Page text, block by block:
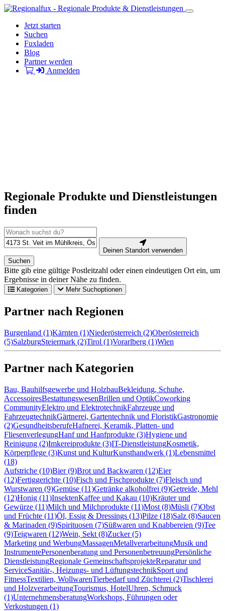
Jetzt starten
Suchen
Fuxladen
Blog
Partner werden
Anmelden
Regionale Produkte und Dienstleistungen
finden
Deinen Standort verwenden
Suchen
Bitte gib eine gültige Postleitzahl oder einen eindeutigen Ort ein, um
Ergebnisse in deiner Nähe zu finden.
Kategorien Mehr Suchoptionen
Partner nach Regionen
Burgenland (1)Kärnten (1)Niederösterreich (2)Oberösterreich
(5)SalzburgSteiermark (2)Tirol (1)Vorarlberg (1)Wien
Partner nach Kategorien
Bau, Bauhilfsgewerbe und HolzbauBekleidung, Schuhe,
AccessoiresBestattungswesenBrillen und OptikCoworking
CommunityElektro und ElektrotechnikFahrzeuge und
FahrzeugtechnikGärtnerei, Gartentechnik und FloristikGastronomie
(2)GesundheitsberufeHafnerei, Keramik, Platten- und
FliesenverlegungHanf und Hanfprodukte (3)Hygiene und
Reinigung (2)Imkereiprodukte (3)IT-DienstleistungKosmetik,
Körperpflege (3)Kunst und KulturKunsthandwerk (1)Lebensmittel
(18)
Aufstriche (10)Bier (9)Brot und Backwaren (12)Eier
(12)Fertiggerichte (10)Fisch und Fischprodukte (7)Fleisch und
Wurstwaren (9)Gemüse (11)Getränke alkoholfrei (9)Getreide, Mehl
(12)Honig (11)InsektenKaffee und Kakau (10)Kräuter und
Gewürze (11)Milch und Milchprodukte (11)Most (8)Müsli (7)Obst
und Früchte (11)Öl, Essig & Dressings (13)Pilze (18)Salz (8)Saucen
& Marinaden (9)Spirituosen (7)Süßwaren und Knabbereien (9)Tee
(9)Teigwaren (12)Wein, Sekt (8)Zucker (5)
Marketing und WerbungMassagenMetallverarbeitungMusik und
InstrumentePersonenberatung und PersonenbetreuungPersönliche
DienstleistungRegionale GemeinschaftsprojekteReparatur und
ServiceSanitär-, Heizungs- und LüftungstechnikSport und
FitnessTextilien, WollwarenTierbedarf und Züchterei (2)Tischlerei
und HolzverarbeitungTourismus, HotelUhren, Schmuck
(1)UnternehmensberatungWorkshops, Führungen oder
Verkostungen (1)